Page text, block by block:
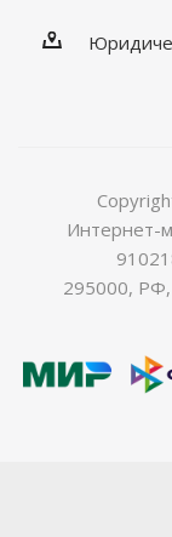
Интернет-
295000, РФ,